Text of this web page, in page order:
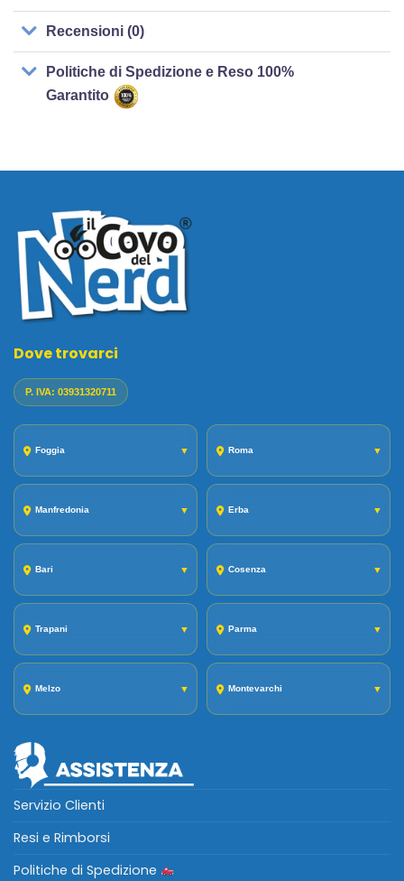
Recensioni (0)
Politiche di Spedizione e Reso 100%
Garantito
Dove trovarci
P. IVA: 03931320711
Foggia ▼ Roma ▼
Manfredonia ▼ Erba ▼
Bari ▼ Cosenza ▼
Trapani ▼ Parma ▼
Melzo ▼ Montevarchi ▼
Servizio Clienti
Resi e Rimborsi
Politiche di Spedizione